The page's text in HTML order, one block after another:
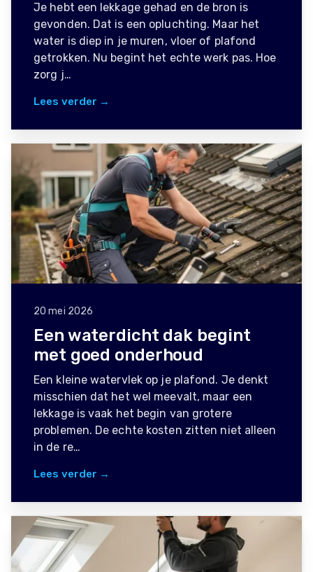
Je hebt een lekkage gehad en de bron is
gevonden. Dat is een opluchting. Maar het
water is diep in je muren, vloer of plafond
getrokken. Nu begint het echte werk pas. Hoe
zorg j…
Lees verder →
20 mei 2026
Een waterdicht dak begint
met goed onderhoud
Een kleine watervlek op je plafond. Je denkt
misschien dat het wel meevalt, maar een
lekkage is vaak het begin van grotere
problemen. De echte kosten zitten niet alleen
in de re…
Lees verder →